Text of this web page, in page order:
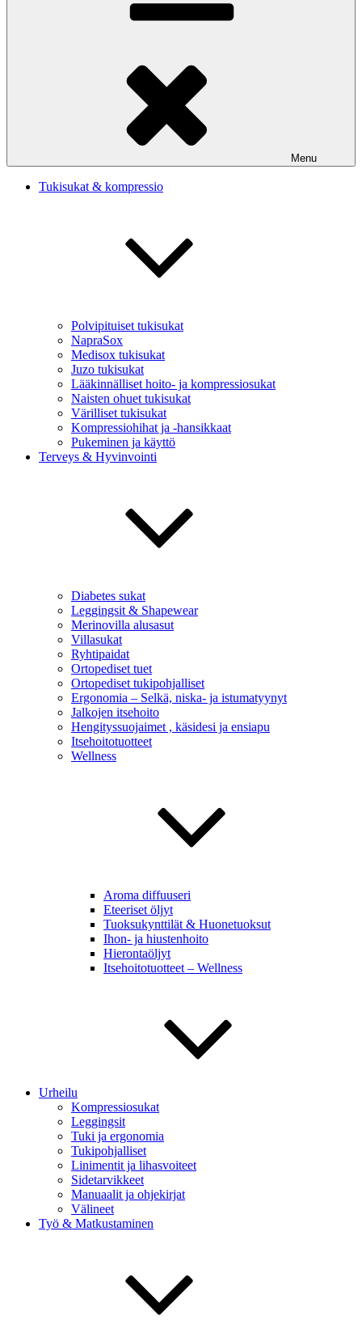
Menu
Tukisukat & kompressio
Polvipituiset tukisukat
NapraSox
Medisox tukisukat
Juzo tukisukat
Lääkinnälliset hoito- ja kompressiosukat
Naisten ohuet tukisukat
Värilliset tukisukat
Kompressiohihat ja -hansikkaat
Pukeminen ja käyttö
Terveys & Hyvinvointi
Diabetes sukat
Leggingsit & Shapewear
Merinovilla alusasut
Villasukat
Ryhtipaidat
Ortopediset tuet
Ortopediset tukipohjalliset
Ergonomia – Selkä, niska- ja istumatyynyt
Jalkojen itsehoito
Hengityssuojaimet , käsidesi ja ensiapu
Itsehoitotuotteet
Wellness
Aroma diffuuseri
Eteeriset öljyt
Tuoksukynttilät & Huonetuoksut
Ihon- ja hiustenhoito
Hierontaöljyt
Itsehoitotuotteet – Wellness
Urheilu
Kompressiosukat
Leggingsit
Tuki ja ergonomia
Tukipohjalliset
Linimentit ja lihasvoiteet
Sidetarvikkeet
Manuaalit ja ohjekirjat
Välineet
Työ & Matkustaminen